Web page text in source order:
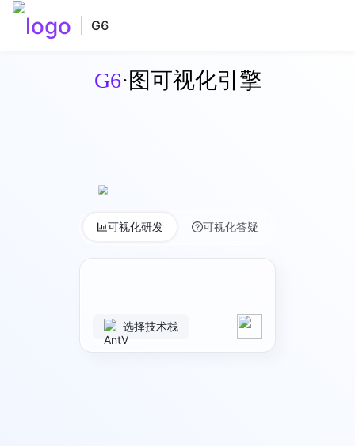
G6
G6·图可视化引擎
可视化研发 可视化答疑
选择技术栈